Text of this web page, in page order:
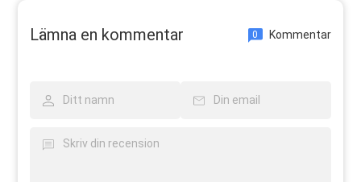
Lämna en kommentar 0 Kommentar